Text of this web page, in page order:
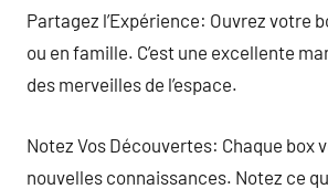
Partagez l’Expérience: Ouvrez votre
ou en famille. C’est une excellente
des merveilles de l’espace.
Notez Vos Découvertes: Chaque box
nouvelles connaissances. Notez ce